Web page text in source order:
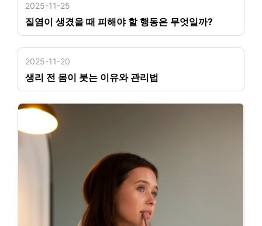
2025-11-25
질염이 생겼을 때 피해야 할 행동은 무엇일까?
2025-11-20
생리 전 몸이 붓는 이유와 관리법